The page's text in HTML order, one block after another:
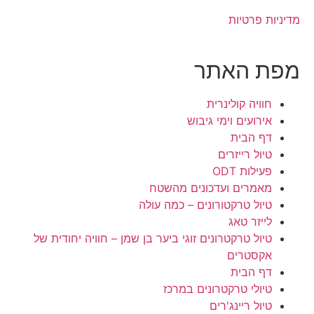
מדיניות פרטיות
מפת האתר
חוויה קולינרית
אירועים וימי גיבוש
דף הבית
טיול רייזרים
פעילות ODT
מאמרים ועדכונים מהשטח
טיול טרקטורונים – כמה עולה
לייזר טאג
טיול טרקטרונים זוגי ביער בן שמן – חוויה יחודית של
אקסטרים
דף הבית
טיולי טרקטרונים במרכז
טיול ריינג'רים